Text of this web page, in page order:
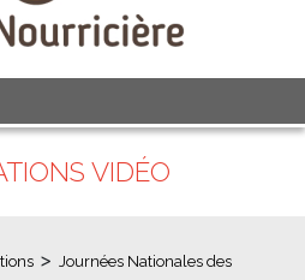
VIDÉO
> Journées Nationales des